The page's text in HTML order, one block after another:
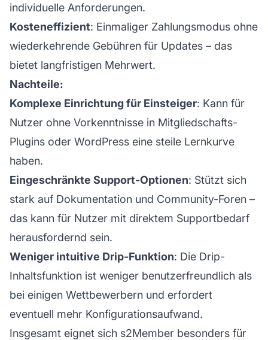
individuelle Anforderungen.
Kosteneffizient: Einmaliger Zahlungsmodus ohne
wiederkehrende Gebühren für Updates – das
bietet langfristigen Mehrwert.
Nachteile:
Komplexe Einrichtung für Einsteiger: Kann für
Nutzer ohne Vorkenntnisse in Mitgliedschafts-
Plugins oder WordPress eine steile Lernkurve
haben.
Eingeschränkte Support-Optionen: Stützt sich
stark auf Dokumentation und Community-Foren –
das kann für Nutzer mit direktem Supportbedarf
herausfordernd sein.
Weniger intuitive Drip-Funktion: Die Drip-
Inhaltsfunktion ist weniger benutzerfreundlich als
bei einigen Wettbewerbern und erfordert
eventuell mehr Konfigurationsaufwand.
Insgesamt eignet sich s2Member besonders für